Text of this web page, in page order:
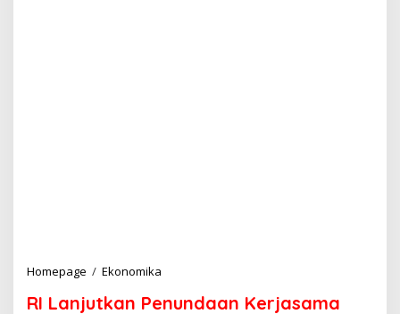
Homepage / Ekonomika
L
RI Lanjutkan Penundaan Kerjasama